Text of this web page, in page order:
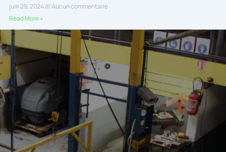
juin 29, 2024
Aucun commentaire
Read More »